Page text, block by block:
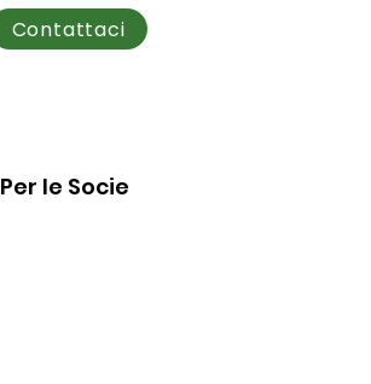
Contattaci
Per le Socie